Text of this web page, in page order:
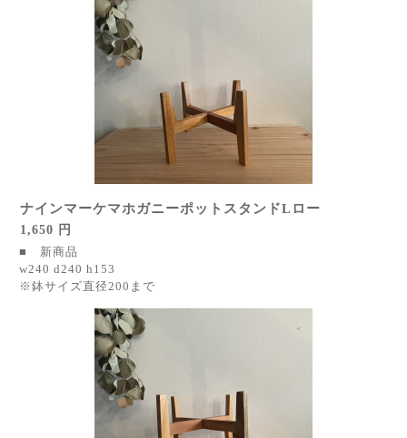
ナインマーケマホガニーポットスタンドLロー
1,650 円
■ 新商品
w240 d240 h153
※鉢サイズ直径200まで